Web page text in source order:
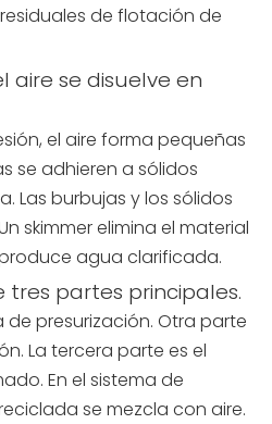
de flotación de
aire se disuelve en
el aire forma pequeñas
se adhieren a sólidos
Las burbujas y los sólidos
skimmer elimina el material
agua clarificada.
tres partes principales.
de presurización. Otra parte
La tercera parte es el
En el sistema de
se mezcla con aire.